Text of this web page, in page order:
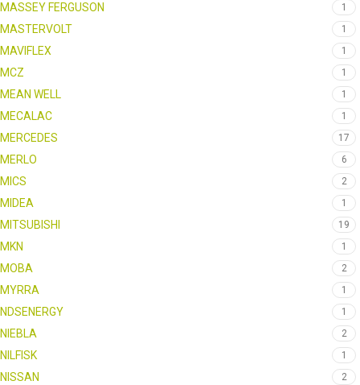
MASSEY FERGUSON 1
MASTERVOLT 1
MAVIFLEX 1
MCZ 1
MEAN WELL 1
MECALAC 1
MERCEDES 17
MERLO 6
MICS 2
MIDEA 1
MITSUBISHI 19
MKN 1
MOBA 2
MYRRA 1
NDSENERGY 1
NIEBLA 2
NILFISK 1
NISSAN 2